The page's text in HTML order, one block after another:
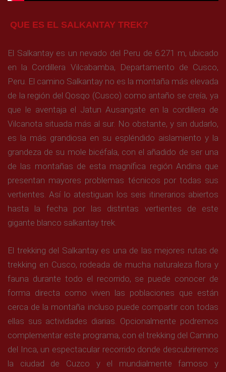
QUE ES EL SALKANTAY TREK?
El Salkantay es un nevado del Peru de 6.271 m, ubicado
en la Cordillera Vilcabamba, Departamento de Cusco,
Peru. El camino Salkantay no es la montaña más elevada
de la región del Qosqo (Cusco) como antaño se creía, ya
que le aventaja el Jatun Ausangate en la cordillera de
Vilcanota situada más al sur. No obstante, y sin dudarlo,
es la más grandiosa en su espléndido aislamiento y la
grandeza de su mole bicéfala, con el añadido de ser una
de las montañas de esta magnífica región Andina que
presentan mayores problemas técnicos por todas sus
vertientes. Así lo atestiguan los seis itinerarios abiertos
hasta la fecha por las distintas vertientes de este
gigante blanco salkantay trek.
El trekking del Salkantay es una de las mejores rutas de
trekking en Cusco, rodeada de mucha naturaleza flora y
fauna durante todo el recorrido, se puede conocer de
forma directa como viven las poblaciones que están
cerca de la montaña incluso puede compartir con todas
ellas sus actividades diarias. Opcionalmente podremos
complementar este programa, con el trekking del Camino
del Inca, un espectacular recorrido donde descubriremos
la ciudad de Cuzco y el mundialmente famoso y